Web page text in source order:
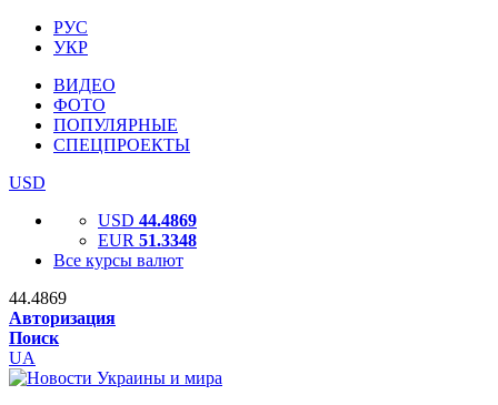
РУС
УКР
ВИДЕО
ФОТО
ПОПУЛЯРНЫЕ
СПЕЦПРОЕКТЫ
USD
USD 44.4869
EUR 51.3348
Все курсы валют
44.4869
Авторизация
Поиск
UA